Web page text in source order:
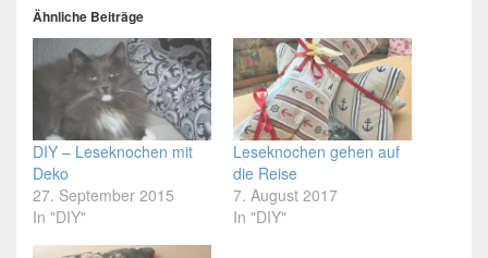
Ähnliche Beiträge
DIY – Leseknochen mit
Deko
27. September 2015
In "DIY"
Leseknochen gehen auf
die Reise
7. August 2017
In "DIY"